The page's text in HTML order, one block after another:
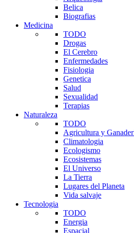
Belica
Biografias
Medicina
TODO
Drogas
El Cerebro
Enfermedades
Fisiologia
Genetica
Salud
Sexualidad
Terapias
Naturaleza
TODO
Agricultura y
Climatologia
Ecologismo
Ecosistemas
El Universo
La Tierra
Lugares del Planeta
Vida salvaje
Tecnologia
TODO
Energia
Espacial